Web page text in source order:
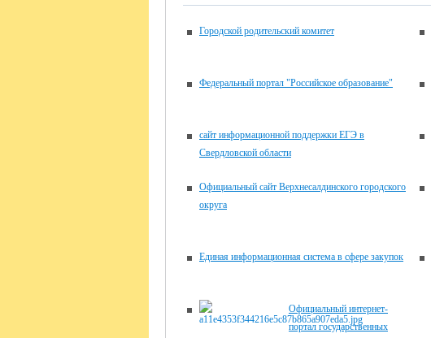
Городской родительский комитет
Федеральный портал "Российское образование"
сайт информационной поддержки ЕГЭ в
Свердловской области
Официальный сайт Верхнесалдинского городского
округа
Единая информационная система в сфере закупок
Официальный интернет-
портал государственных